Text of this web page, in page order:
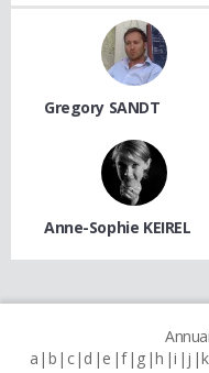
Gregory SANDT
Anne-Sophie KEIREL
a b c d e f g h i j k